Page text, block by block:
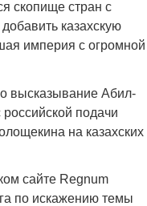
скопище стран с
казахскую
империя с огромной
высказывание Абил-
подачи
на казахских
сайте Regnum
по искажению темы